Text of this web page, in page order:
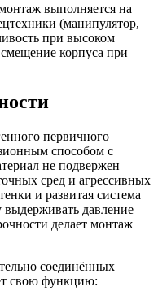
выполняется на
(манипулятор,
при высоком
корпуса при
первичного
способом с
не подвержен
сред и агрессивных
и развитая система
выдерживать давление
делает монтаж
соединённых
свою функцию: